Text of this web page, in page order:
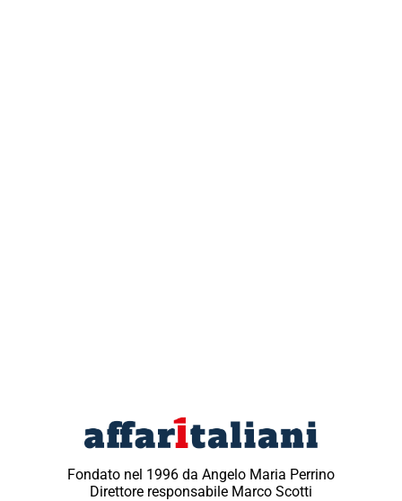
Fondato nel 1996 da Angelo Maria Perrino
Direttore responsabile Marco Scotti